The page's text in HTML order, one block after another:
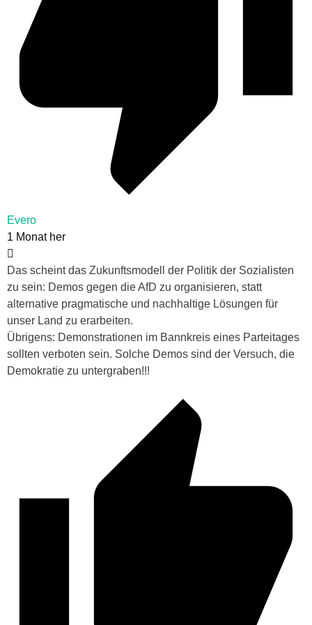
Evero
1 Monat her
Das scheint das Zukunftsmodell der Politik der Sozialisten
zu sein: Demos gegen die AfD zu organisieren, statt
alternative pragmatische und nachhaltige Lösungen für
unser Land zu erarbeiten.
Übrigens: Demonstrationen im Bannkreis eines Parteitages
sollten verboten sein. Solche Demos sind der Versuch, die
Demokratie zu untergraben!!!